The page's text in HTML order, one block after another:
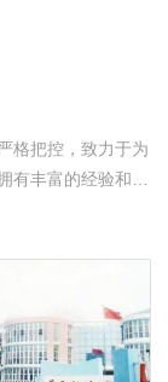
格把控，致力于为
丰富的经验和知